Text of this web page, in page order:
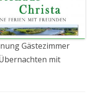
Gästezimmer
mit